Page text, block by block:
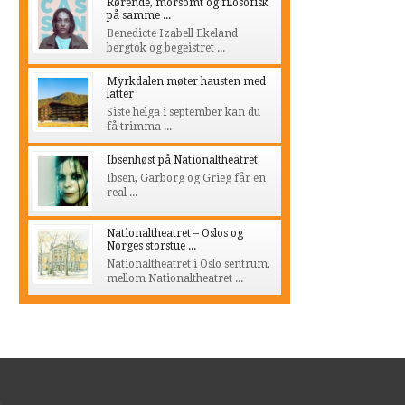
Rørende, morsomt og filosofisk
på samme ...
Benedicte Izabell Ekeland
bergtok og begeistret ...
Myrkdalen møter hausten med
latter
Siste helga i september kan du
få trimma ...
Ibsenhøst på Nationaltheatret
Ibsen, Garborg og Grieg får en
real ...
Nationaltheatret – Oslos og
Norges storstue ...
Nationaltheatret i Oslo sentrum,
mellom Nationaltheatret ...